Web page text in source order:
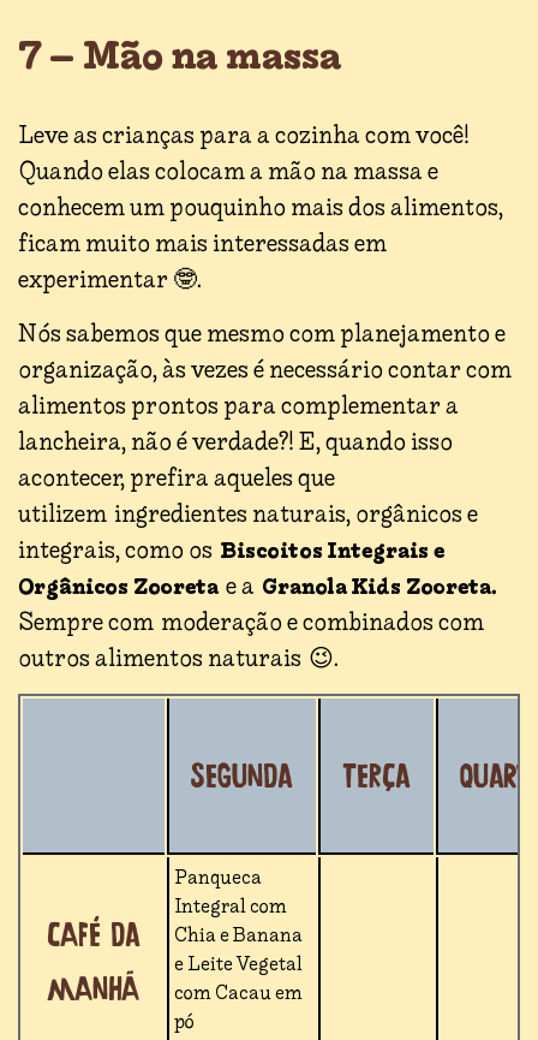
7 – Mão na massa
Leve as crianças para a cozinha com você!
Quando elas colocam a mão na massa e
conhecem um pouquinho mais dos alimentos,
ficam muito mais interessadas em
experimentar 🤓.
Nós sabemos que mesmo com planejamento e
organização, às vezes é necessário contar com
alimentos prontos para complementar a
lancheira, não é verdade?! E, quando isso
acontecer, prefira aqueles que
utilizem ingredientes naturais, orgânicos e
integrais, como os Biscoitos Integrais e
Orgânicos Zooretae a Granola Kids Zooreta.
Sempre com moderação e combinados com
outros alimentos naturais 😉.
Segunda Terça
Café da
manhã
Panqueca
Integral com
Chia e Banana
e Leite Vegetal
com Cacau em
pó